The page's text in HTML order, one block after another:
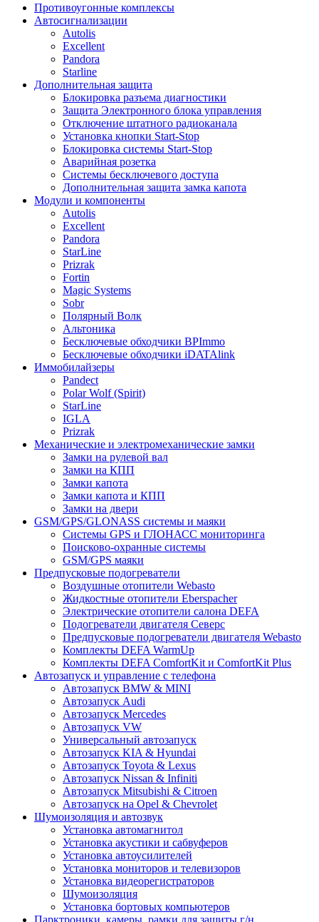
Противоугонные комплексы
Автосигнализации
Autolis
Excellent
Pandora
Starline
Дополнительная защита
Блокировка разъема диагностики
Защита Электронного блока управления
Отключение штатного радиоканала
Установка кнопки Start-Stop
Блокировка системы Start-Stop
Аварийная розетка
Системы бесключевого доступа
Дополнительная защита замка капота
Модули и компоненты
Autolis
Excellent
Pandora
StarLine
Prizrak
Fortin
Magic Systems
Sobr
Полярный Волк
Альтоника
Бесключевые обходчики BPImmo
Бесключевые обходчики iDATAlink
Иммобилайзеры
Pandect
Polar Wolf (Spirit)
StarLine
IGLA
Prizrak
Механические и электромеханические замки
Замки на рулевой вал
Замки на КПП
Замки капота
Замки капота и КПП
Замки на двери
GSM/GPS/GLONASS системы и маяки
Системы GPS и ГЛОНАСС мониторинга
Поисково-охранные системы
GSM/GPS маяки
Предпусковые подогреватели
Воздушные отопители Webasto
Жидкостные отопители Eberspacher
Электрические отопители салона DEFA
Подогреватели двигателя Северс
Предпусковые подогреватели двигателя Webasto
Комплекты DEFA WarmUp
Комплекты DEFA ComfortKit и ComfortKit Plus
Автозапуск и управление с телефона
Автозапуск BMW & MINI
Автозапуск Audi
Автозапуск Mercedes
Автозапуск VW
Универсальный автозапуск
Автозапуск KIA & Hyundai
Автозапуск Toyota & Lexus
Автозапуск Nissan & Infiniti
Автозапуск Mitsubishi & Citroen
Автозапуск на Opel & Chevrolet
Шумоизоляция и автозвук
Установка автомагнитол
Установка акустики и сабвуферов
Установка автоусилителей
Установка мониторов и телевизоров
Установка видеорегистраторов
Шумоизоляция
Установка бортовых компьютеров
Парктроники, камеры, рамки для защиты г/н